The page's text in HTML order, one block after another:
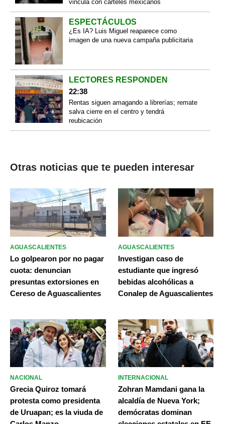
vincula con cárteles mexicanos
ESPECTÁCULOS
¿Es IA? Luis Miguel reaparece como
imagen de una nueva campaña publicitaria
LECTORES RESPONDEN
22:38
Rentas siguen amagando a librerías; remate
salva cierre en el centro y tendrá
reubicación
Otras noticias que te pueden interesar
AGUASCALIENTES
Lo golpearon por no pagar
cuota: denuncian
presuntas extorsiones en
Cereso de Aguascalientes
AGUASCALIENTES
Investigan caso de
estudiante que ingresó
bebidas alcohólicas a
Conalep de Aguascalientes
NACIONAL
Grecia Quiroz tomará
protesta como presidenta
de Uruapan; es la viuda de
INTERNACIONAL
Zohran Mamdani gana la
alcaldía de Nueva York;
demócratas dominan